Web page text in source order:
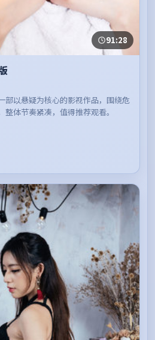
91:28
以悬疑为核心的影视作品，围绕危
体节奏紧凑，值得推荐观看。